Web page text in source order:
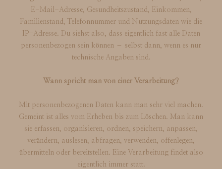
E-Mail-Adresse, Gesundheitszustand, Einkommen,
Familienstand, Telefonnummer und Nutzungsdaten wie die
IP-Adresse. Du siehst also, dass eigentlich fast alle Daten
personenbezogen sein können – selbst dann, wenn es nur
technische Angaben sind.
Wann spricht man von einer Verarbeitung?
Mit personenbezogenen Daten kann man sehr viel machen.
Gemeint ist alles vom Erheben bis zum Löschen. Man kann
sie erfassen, organisieren, ordnen, speichern, anpassen,
verändern, auslesen, abfragen, verwenden, offenlegen,
übermitteln oder bereitstellen. Eine Verarbeitung findet also
eigentlich immer statt.